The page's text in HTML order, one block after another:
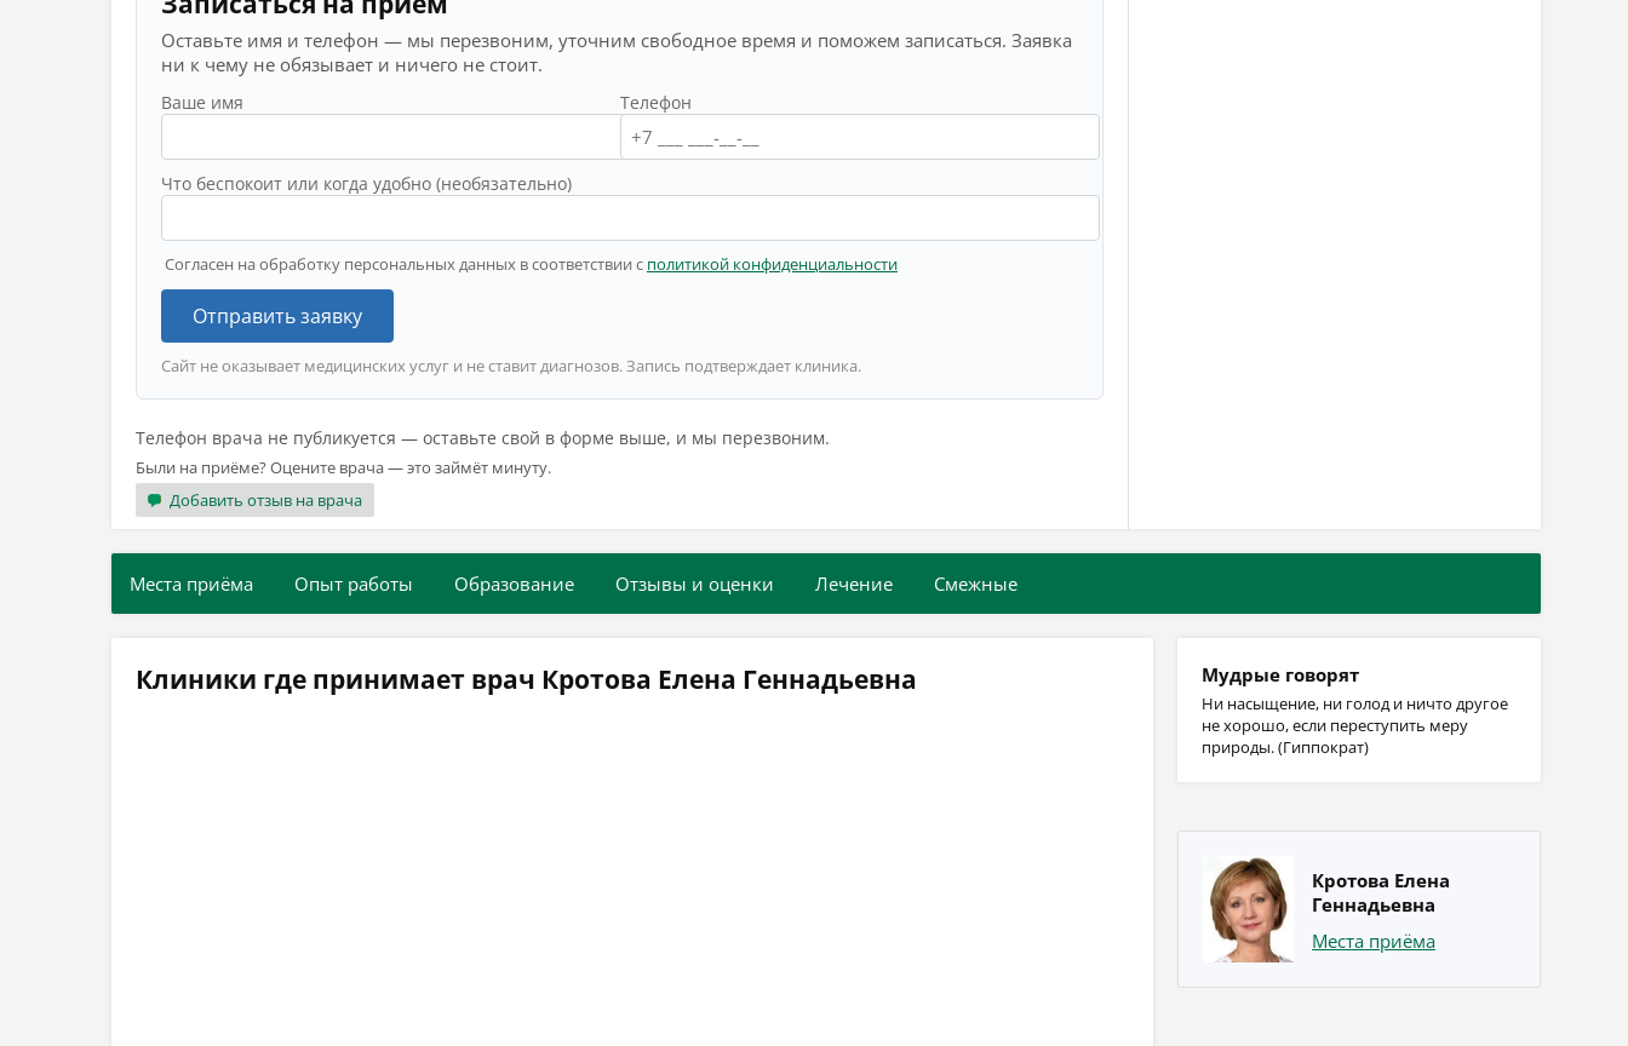
Оставьте имя и телефон — мы перезвоним, уточним свободное время и поможем записаться. Заявка
ни к чему не обязывает и ничего не стоит.
Ваше имя Телефон
Что беспокоит или когда удобно (необязательно)
Согласен на обработку персональных данных в соответствии с политикой конфиденциальности
Отправить заявку
Сайт не оказывает медицинских услуг и не ставит диагнозов. Запись подтверждает клиника.
Телефон врача не публикуется — оставьте свой в форме выше, и мы перезвоним.
Были на приёме? Оцените врача — это займёт минуту.
Добавить отзыв на врача
Места приёма Опыт работы Образование Отзывы и оценки Лечение Смежные
Клиники где принимает врач Кротова Елена Геннадьевна Мудрые говорят
Ни насыщение, ни голод и ничто другое
не хорошо, если переступить меру
природы. (Гиппократ)
Кротова Елена
Геннадьевна
Места приёма